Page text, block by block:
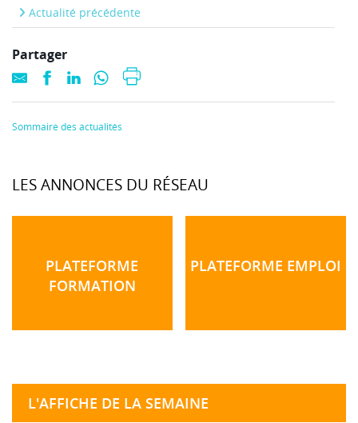
Actualité précédente
Partager
Sommaire des actualités
LES ANNONCES DU RÉSEAU
PLATEFORME
FORMATION
PLATEFORME EMPLOI
L'AFFICHE DE LA SEMAINE